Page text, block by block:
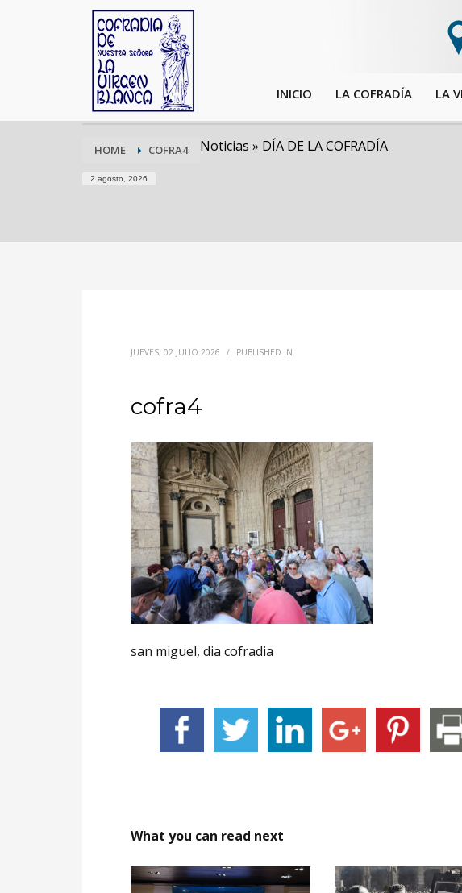
INICIO LA COFRADÍA LA
HOME Noticias » DÍA DE LA COFRADÍA
COFRA4
2 agosto, 2026
JUEVES, 02 JULIO 2026 / PUBLISHED IN
cofra4
san miguel, dia cofradia
What you can read next